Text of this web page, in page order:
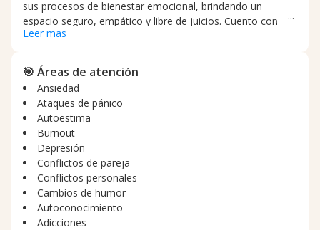
sus procesos de bienestar emocional, brindando un
espacio seguro, empático y libre de juicios. Cuento con
experiencia en evaluación, diagnóstico e intervención
clínicos y neuropsicológicos. He trabajado en consulta
particular, en instituciones como el ICBF y como docente
universitaria. Mi enfoque combina la evidencia científica
con un trato humano y cercano, buscando que cada
persona se sienta escuchada, comprendida y acompañada
en la construcción de herramientas para afrontar sus
dificultades y mejorar su calidad de vida.
Leer mas
🎯 Áreas de atención
Ansiedad
Ataques de pánico
Autoestima
Burnout
Depresión
Conflictos de pareja
Conflictos personales
Cambios de humor
Autoconocimiento
Adicciones